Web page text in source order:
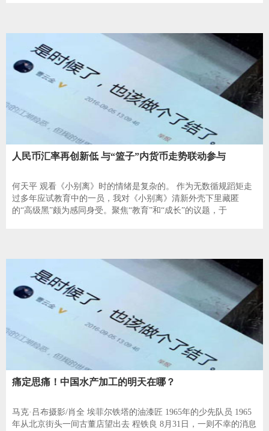
人民币汇率再创新低 与“篮子”内货币走势联动参与
何天平 观看《小别离》时的情绪是复杂的。 作为无数循规蹈矩走
过多年应试教育中的一员，我对《小别离》清新外壳下里藏匿
的“高级黑”颇为感同身受。聚焦“教育”和“成长”的议题，于
痛定思痛！中国水产加工的明天在哪？
马克·吕布摄影/肖全 埃菲尔铁塔的油漆匠 1965年的少先队员 1965
年从北京街头一间古董店望出去 程铁良 8月31日，一则不幸的消息